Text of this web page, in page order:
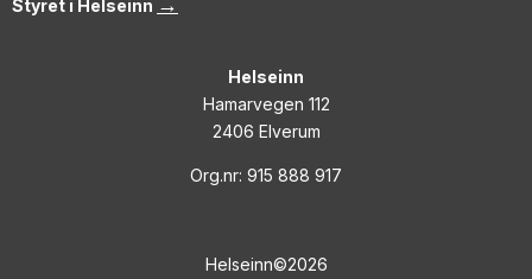
Styret i Helseinn
Helseinn
Hamarvegen 112
2406 Elverum
Org.nr: 915 888 917
Helseinn©2026